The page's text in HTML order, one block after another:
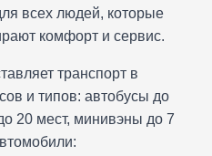
всех людей, которые
комфорт и сервис.
транспорт в
и типов: автобусы до
20 мест, минивэны до 7